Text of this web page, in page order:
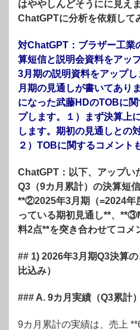
はややしんどそうにに見え
ChatGPTに分析を依頼して
対ChatGPT：ブラザー工業
算短信と説明会資料をアッ
3月期の説明資料をアップ
月期の見通しが書いてあり
になった武藤HDのTOBに
プします。１）まず決算上
します。期初の見通しとの
２）TOBに関するコメント
ChatGPT：以下、アップ
Q3（9カ月累計）の決算短
**②2025年3月期（=2024年
っている期初見通し**、
料2点**を突き合わせてコメ
## 1) 2026年3月期Q3決算
比込み）
### A. 9カ月実績（Q3累計
9カ月累計の実績は、売上